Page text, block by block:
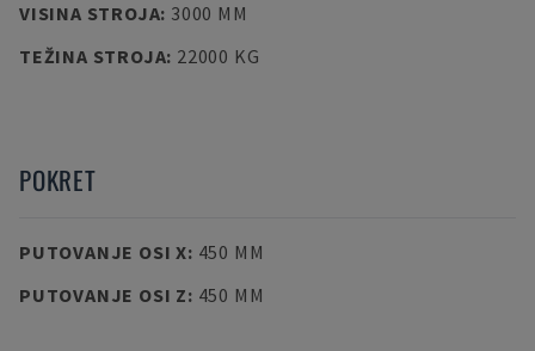
VISINA STROJA: 3000 MM
TEŽINA STROJA: 22000 KG
POKRET
PUTOVANJE OSI X: 450 MM
PUTOVANJE OSI Z: 450 MM